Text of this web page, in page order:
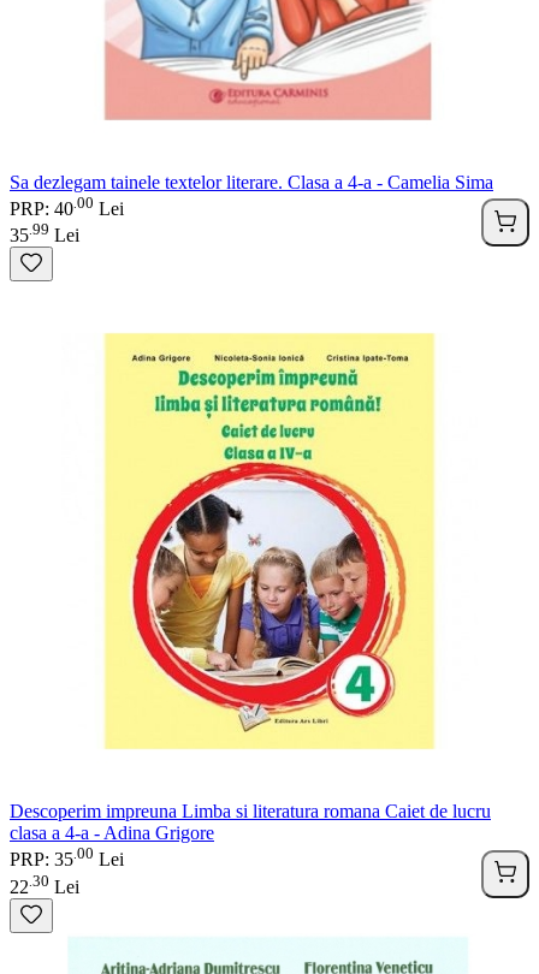
Sa dezlegam tainele textelor literare. Clasa a 4-a - Camelia Sima
PRP: 40 00 Lei
35 99 Lei
Descoperim impreuna Limba si literatura romana Caiet de lucru
clasa a 4-a - Adina Grigore
PRP: 35 00 Lei
22 30 Lei